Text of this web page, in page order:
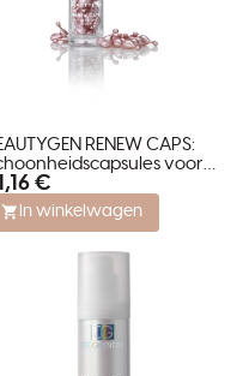
RENEW CAPS:
voor
gelaat
€
In winkelwagen